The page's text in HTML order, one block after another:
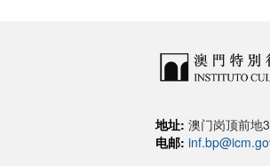
地址: 澳门岗顶前地
电邮: